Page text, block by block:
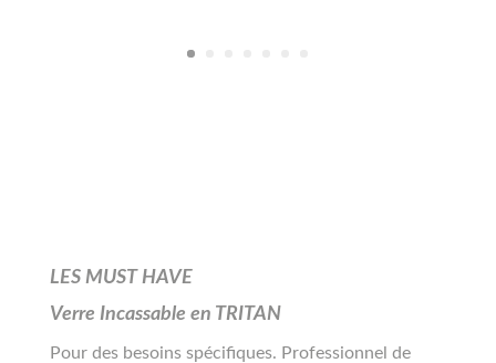
LES MUST HAVE
Verre Incassable en TRITAN
Pour des besoins spécifiques. Professionnel de